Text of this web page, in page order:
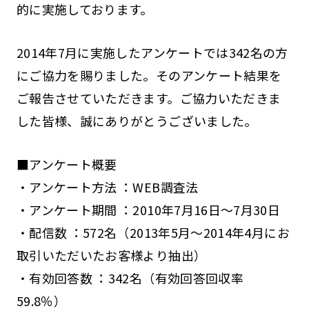
的に実施しております。
2014年7月に実施したアンケートでは342名の方
にご協力を賜りました。そのアンケート結果を
ご報告させていただきます。ご協力いただきま
した皆様、誠にありがとうございました。
■アンケート概要
・アンケート方法 ：WEB調査法
・アンケート期間 ：2010年7月16日～7月30日
・配信数 ：572名（2013年5月～2014年4月にお
取引いただいたお客様より抽出）
・有効回答数 ：342名（有効回答回収率
59.8％）